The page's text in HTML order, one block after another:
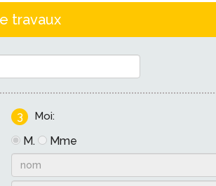
travaux
3 Moi:
M. Mme